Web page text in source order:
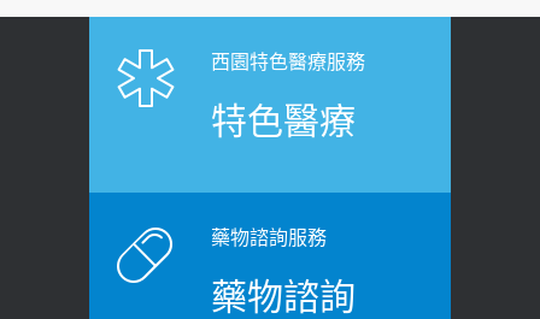
健康肛門痛都是痔瘡?醫談瘍瘍瘻管與肛
裂差異 逾50歲民眾可做1事
原則避免血糖血壓飆高
2026-06-08
「落枕」不要大力按脖子！ 1招「伸
展運動」預防落枕
老後睡不好、夜間易跌倒
2021-03-05
西園特色醫療服務
特色醫療
藥物諮詢服務
藥物諮詢